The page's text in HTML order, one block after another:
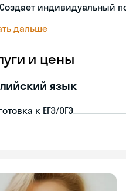
Создает индивидуальный
дальше
и цены
язык
к ЕГЭ/ОГЭ